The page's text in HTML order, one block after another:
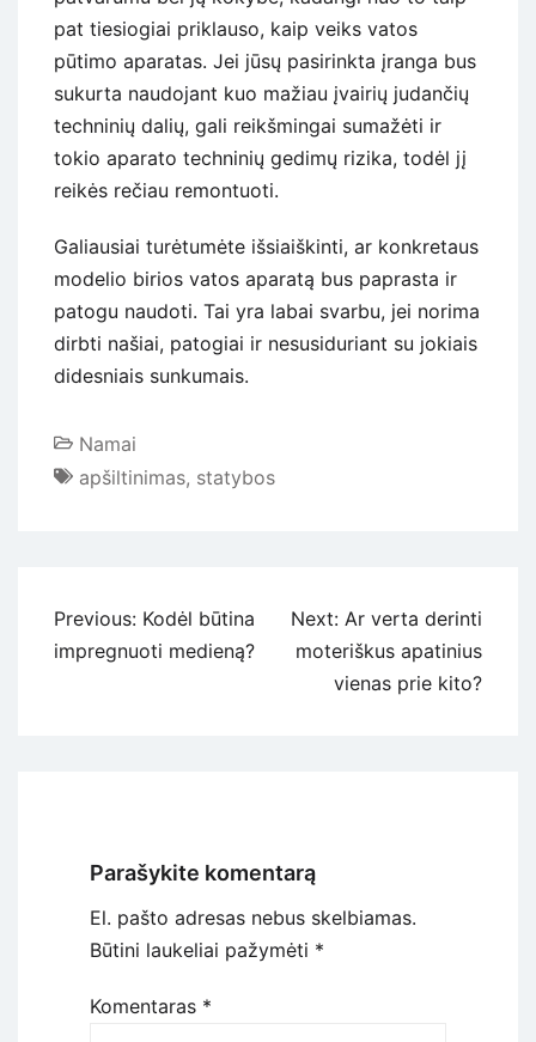
pat tiesiogiai priklauso, kaip veiks vatos
pūtimo aparatas. Jei jūsų pasirinkta įranga bus
sukurta naudojant kuo mažiau įvairių judančių
techninių dalių, gali reikšmingai sumažėti ir
tokio aparato techninių gedimų rizika, todėl jį
reikės rečiau remontuoti.
Galiausiai turėtumėte išsiaiškinti, ar konkretaus
modelio birios vatos aparatą bus paprasta ir
patogu naudoti. Tai yra labai svarbu, jei norima
dirbti našiai, patogiai ir nesusiduriant su jokiais
didesniais sunkumais.
Namai
apšiltinimas, statybos
Navigacija
tarp
Previous: Kodėl būtina
impregnuoti medieną?
Next: Ar verta derinti
moteriškus apatinius
vienas prie kito?
Parašykite komentarą
El. pašto adresas nebus skelbiamas.
Būtini laukeliai pažymėti *
Komentaras *